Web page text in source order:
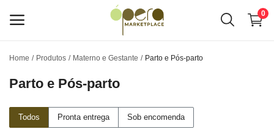
0
conosco
Menu principal
Home Produtos Materno e Gestante Parto e Pós-parto
Parto e Pós-parto
Todos Pronta entrega Sob encomenda